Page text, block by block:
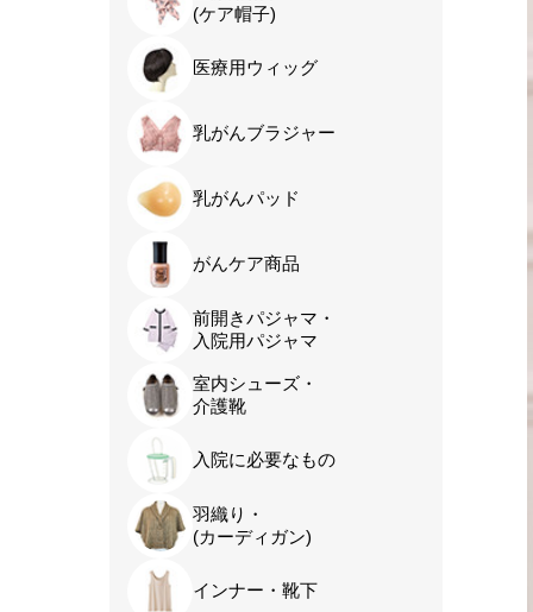
(ケア帽子)
医療用ウィッグ
乳がんブラジャー
乳がんパッド
がんケア商品
前開きパジャマ・
入院用パジャマ
室内シューズ・
介護靴
入院に必要なもの
羽織り・
(カーディガン)
インナー・靴下